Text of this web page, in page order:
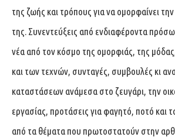
της ζωής και τρόπους για να ομορφαίνει
της. Συνεντεύξεις από ενδιαφέροντα
νέα από τον κόσμο της ομορφιάς, της
και των τεχνών, συνταγές, συμβουλές κι
καταστάσεων ανάμεσα στο ζευγάρι, την
εργασίας, προτάσεις για φαγητό, ποτό και
από τα θέματα που πρωτοστατούν στην